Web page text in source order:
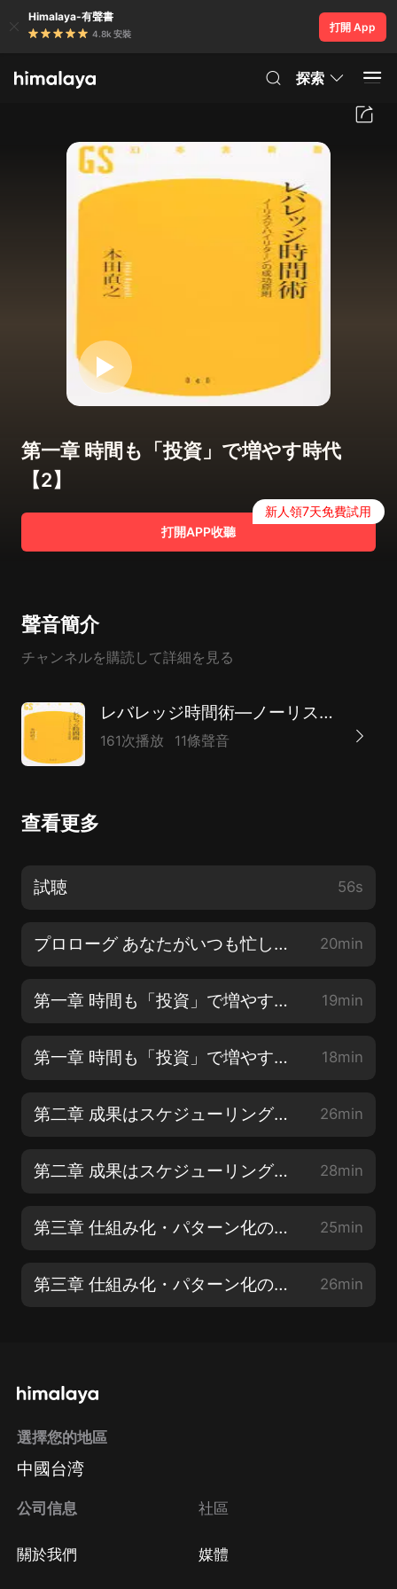
Himalaya-有聲書
4.8k 安裝
打開 App
探索
第一章 時間も「投資」で増やす時代
【2】
打開APP收聽
新人領7天免費試用
聲音簡介
チャンネルを購読して詳細を見る
レバレッジ時間術―ノーリスク・ハイリターンの成功原則
161次播放 11條聲音
查看更多
試聴 56s
プロローグ あなたがいつも忙しい理由 20min
第一章 時間も「投資」で増やす時代【1】 19min
第一章 時間も「投資」で増やす時代【2】 18min
第二章 成果はスケジューリングで決まる【1】 26min
第二章 成果はスケジューリングで決まる【2】 28min
第三章 仕組み化・パターン化の絶大な効果【1】 25min
第三章 仕組み化・パターン化の絶大な効果【2】 26min
選擇您的地區
中國台湾
公司信息
關於我們
社區
媒體